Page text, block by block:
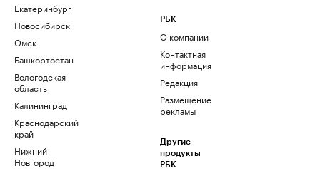
Екатеринбург
Новосибирск
Омск
Башкортостан
Вологодская
область
Калининград
Краснодарский
край
Нижний
Новгород
РБК
О компании
Контактная
информация
Редакция
Размещение
рекламы
Другие
продукты
РБК